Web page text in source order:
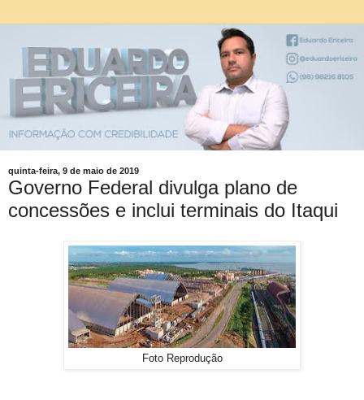
quinta-feira, 9 de maio de 2019
Governo Federal divulga plano de
concessões e inclui terminais do Itaqui
Foto Reprodução